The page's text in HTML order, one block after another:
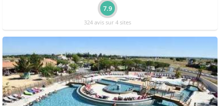
7.9
324 avis sur 4 sites